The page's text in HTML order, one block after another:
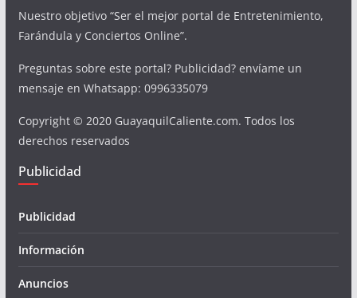
Nuestro objetivo “Ser el mejor portal de Entretenimiento,
Farándula y Conciertos Online”.
Preguntas sobre este portal? Publicidad? envíame un
mensaje en Whatsapp: 0996335079
Copyright © 2020 GuayaquilCaliente.com. Todos los
derechos reservados
Publicidad
Publicidad
Información
Anuncios